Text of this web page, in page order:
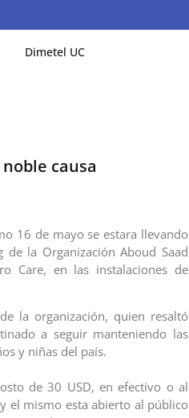
Dimetel UC
causa
16 de mayo se estara llevando
la Organización Aboud Saad
Care, en las instalaciones de
la organización, quien resaltó
a seguir manteniendo las
y niñas del país.
de 30 USD, en efectivo o al
el mismo esta abierto al público